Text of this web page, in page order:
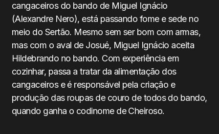
cangaceiros do bando de Miguel Ignácio
(Alexandre Nero), está passando fome e sede no
meio do Sertão. Mesmo sem ser bom com armas,
mas com o aval de Josué, Miguel Ignácio aceita
Hildebrando no bando. Com experiência em
cozinhar, passa a tratar da alimentação dos
cangaceiros e é responsável pela criação e
produção das roupas de couro de todos do bando,
quando ganha o codinome de Cheiroso.